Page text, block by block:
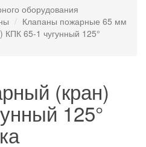
оборудования
Клапаны пожарные 65 мм
65-1 чугунный 125°
(кран)
125°